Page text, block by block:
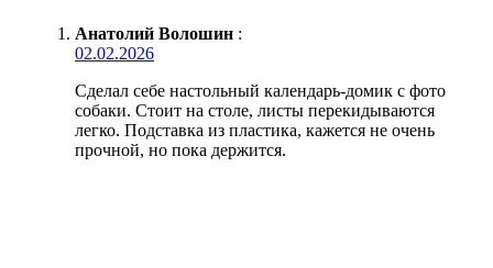
Анатолий Волошин :
02.02.2026
Сделал себе настольный календарь-домик с фото
собаки. Стоит на столе, листы перекидываются
легко. Подставка из пластика, кажется не очень
прочной, но пока держится.